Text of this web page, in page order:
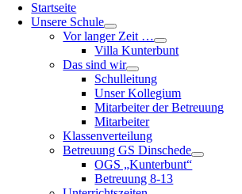
Startseite
Unsere Schule
Vor langer Zeit …
Villa Kunterbunt
Das sind wir
Schulleitung
Unser Kollegium
Mitarbeiter der Betreuung
Mitarbeiter
Klassenverteilung
Betreuung GS Dinschede
OGS „Kunterbunt“
Betreuung 8-13